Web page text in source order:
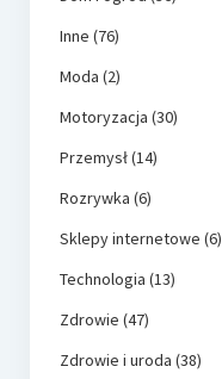
Inne (76)
Moda (2)
Motoryzacja (30)
Przemysł(14)
Rozrywka (6)
Sklepy internetowe (6)
Technologia (13)
Zdrowie (47)
Zdrowie i uroda (38)